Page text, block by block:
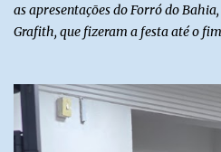
as apresentações do Forró do
Grafith, que fizeram a festa até o
tradicional Quadrilha das Quengas
com muita criatividade, alegria e
acompanhar cada passo desse